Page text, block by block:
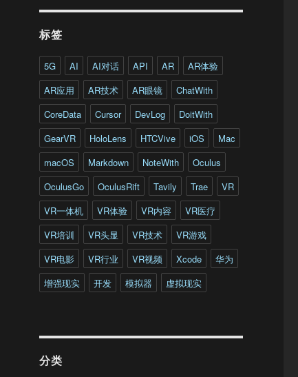
标签
5G AI AI对话 API AR
AR体验
AR应用
AR技术 AR眼镜
ChatWith
CoreData
Cursor DevLog
DoitWith
GearVR
HoloLens HTCVive iOS
Mac
macOS
Markdown NoteWith
Oculus
OculusGo
OculusRift Tavily Trae
VR
VR一体机
VR体验 VR内容
VR医疗
VR培训
VR头显 VR技术
VR游戏
VR电影
VR行业 VR视频 Xcode
华为
增强现实
开发 模拟器 虚拟现实
分类